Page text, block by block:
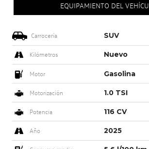
EQUIPAMIENTO DEL
Carrocería SUV
Kilómetros Nuevo
Motor Gasolina
Motorización 1.0 TSI
Potencia 116 CV
Año 2025